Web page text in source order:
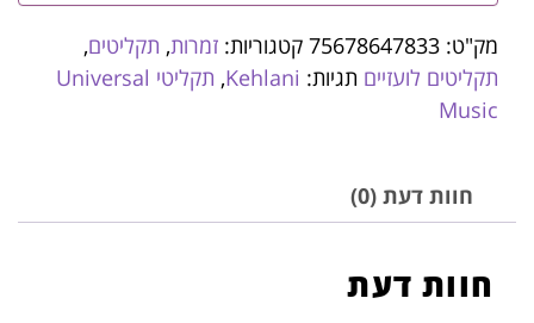
מק"ט: 75678647833 קטגוריות: זמרות, תקליטים,
תקליטים לועזיים תגיות: Kehlani
,
תקליטי Universal
Music
חוות דעת (0)
חוות דעת